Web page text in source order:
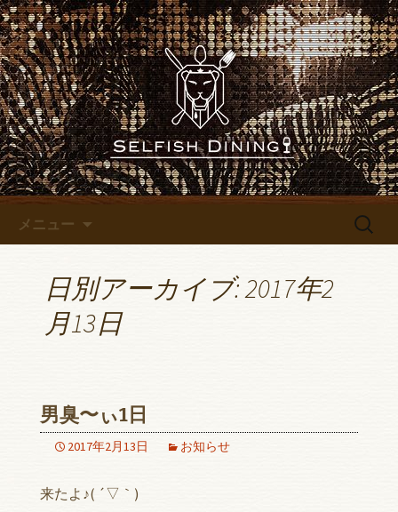
名古屋錦にあるレストランバ
ー「SELFISH DINING～セルフ
ィッシュダイニング～」のブ
ログ
名古屋錦にあるレストランバー
「SELFISH DINING～セルフィッシュダイ
ニング～」のブログです
メニュー
検
日別アーカイブ: 2017年2
月13日
男臭〜ぃ1日
2017年2月13日 お知らせ
来たよ♪( ´▽｀)